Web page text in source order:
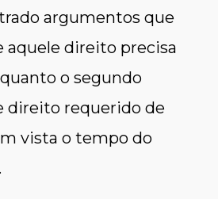
argumentos que
direito precisa
o segundo
direito requerido de
vista o tempo do